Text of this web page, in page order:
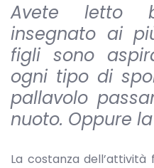
Avete letto
insegnato ai
figli sono
ogni tipo di
pallavolo
nuoto. Oppure
La costanza